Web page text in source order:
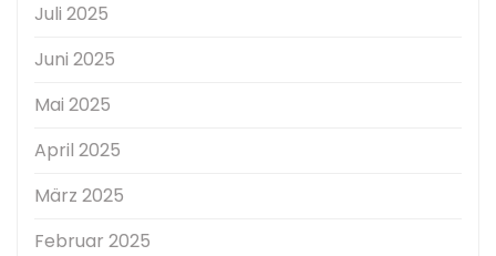
Juli 2025
Juni 2025
Mai 2025
April 2025
März 2025
Februar 2025